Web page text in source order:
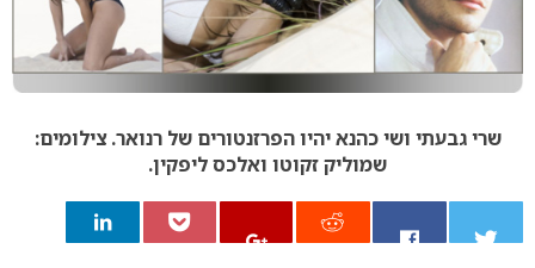
שרי גבעתי ושי כהנא יהיו הפרזנטורים של רנואר.צילומים:
שמוליק זקוטו ואלכס ליפקין.